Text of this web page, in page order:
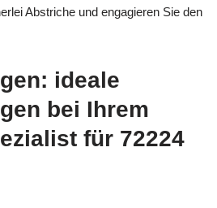
Abstriche und engagieren Sie den
ideale
bei Ihrem
für 72224